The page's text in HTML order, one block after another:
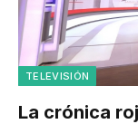
TELEVISIÓN
La crónica